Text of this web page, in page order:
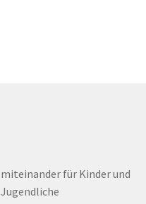
miteinander für Kinder und
Jugendliche